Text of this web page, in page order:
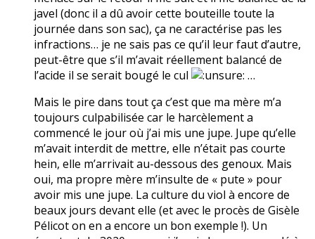
javel (donc il a dû avoir cette bouteille toute la
journée dans son sac), ça ne caractérise pas les
infractions… je ne sais pas ce qu’il leur faut d’autre,
peut-être que s’il m’avait réellement balancé de
l’acide il se serait bougé le cul
…
Mais le pire dans tout ça c’est que ma mère m’a
toujours culpabilisée car le harcèlement a
commencé le jour où j’ai mis une jupe. Jupe qu’elle
m’avait interdit de mettre, elle n’était pas courte
hein, elle m’arrivait au-dessous des genoux. Mais
oui, ma propre mère m’insulte de « pute » pour
avoir mis une jupe. La culture du viol à encore de
beaux jours devant elle (et avec le procès de Gisèle
Pélicot on en a encore un bon exemple !). Un